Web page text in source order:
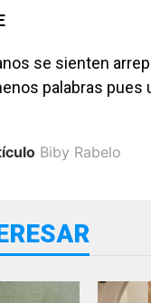
se sienten
palabras
Biby Rabelo